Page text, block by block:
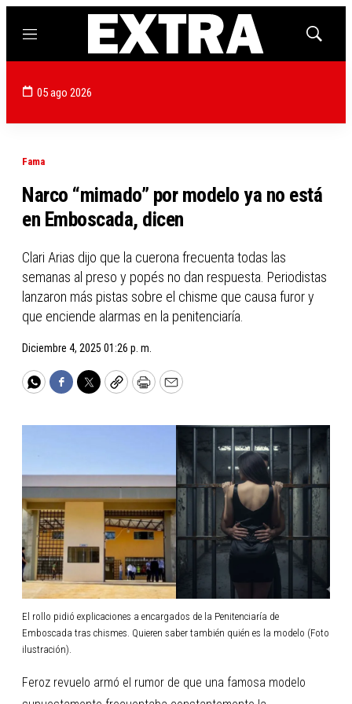
Menú
Mostrar
05 ago 2026
Fama
Narco “mimado” por modelo ya no está
en Emboscada, dicen
Clari Arias dijo que la cuerona frecuenta todas las
semanas al preso y popés no dan respuesta. Periodistas
lanzaron más pistas sobre el chisme que causa furor y
que enciende alarmas en la penitenciaría.
Diciembre 4, 2025 01:26 p. m.
WhatsApp
Facebook
TwitterCopyPrintEmail
El rollo pidió explicaciones a encargados de la Penitenciaría de
Emboscada tras chismes. Quieren saber también quién es la modelo (Foto
ilustración).
Feroz revuelo armó el rumor de que una famosa modelo